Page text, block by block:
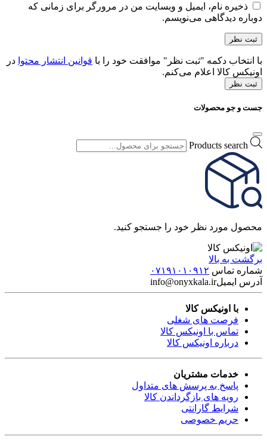
ذخیره نام، ایمیل و وبسایت من در مرورگر برای زمانی که
دوباره دیدگاهی می‌نویسم.
با انتخاب دکمه "ثبت نظر" موافقت خود را با قوانین انتشار محتوا در
اونیکس کالا اعلام می‌کنم.
ثبت نظر
جست و جو محصولات
Products search
محصول مورد نظر خود را جستجو کنید.
برگشت به بالا
شماره تماس ۰۷۱۹۱۰۱۰۹۱۲
آدرس ایمیلinfo@onyxkala.ir
با اونیکس کالا
فرصت های شغلی
تماس با اونیکس کالا
درباره اونیکس کالا
خدمات مشتریان
پاسخ به پرسش های متداول
رویه های بازگرداندن کالا
شرایط گارانتی
حریم خصوصی